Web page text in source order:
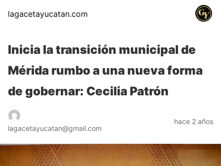
lagacetayucatan.com
Inicia la transición municipal de
Mérida rumbo a una nueva forma
de gobernar: Cecilia Patrón
lagacetayucatan@gmail.com
hace 2 años